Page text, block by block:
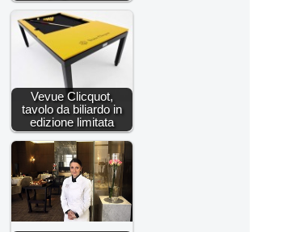
Vevue Clicquot,
tavolo da biliardo in
edizione limitata